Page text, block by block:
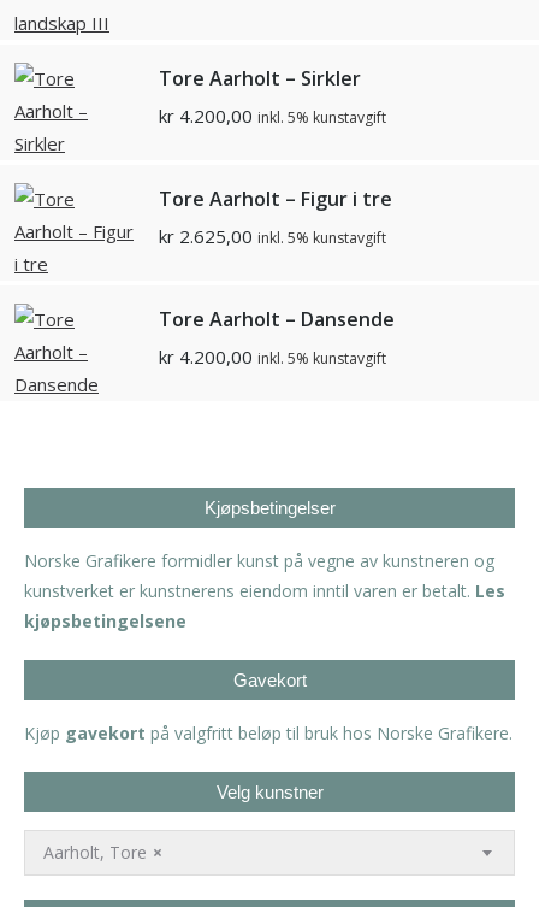
Tore Aarholt – Sirkler
kr 4.200,00 inkl. 5% kunstavgift
Tore Aarholt – Figur i tre
kr 2.625,00 inkl. 5% kunstavgift
Tore Aarholt – Dansende
kr 4.200,00 inkl. 5% kunstavgift
Kjøpsbetingelser
Norske Grafikere formidler kunst på vegne av kunstneren og
kunstverket er kunstnerens eiendom inntil varen er betalt. Les
kjøpsbetingelsene
Gavekort
Kjøp gavekort på valgfritt beløp til bruk hos Norske Grafikere.
Velg kunstner
×
Aarholt, Tore